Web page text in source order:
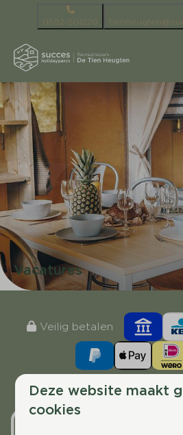
0592-501220
Vacatures
Veilig betalen
Deze website maakt
cookies